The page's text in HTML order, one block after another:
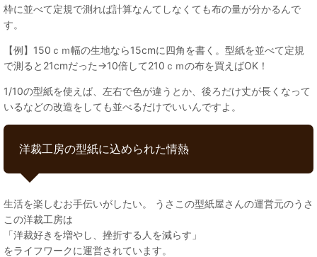
枠に並べて定規で測れば計算なんてしなくても布の量が分かるんで
す。
【例】150ｃｍ幅の生地なら15cmに四角を書く。型紙を並べて定規
で測ると21cmだった→10倍して210ｃｍの布を買えばOK！
1/10の型紙を使えば、左右で色が違うとか、後ろだけ丈が長くなって
いるなどの改造をしても並べるだけでいいんですよ。
洋裁工房の型紙に込められた情熱
生活を楽しむお手伝いがしたい。 うさこの型紙屋さんの運営元のうさ
この洋裁工房は
「洋裁好きを増やし、挫折する人を減らす」
をライフワークに運営されています。